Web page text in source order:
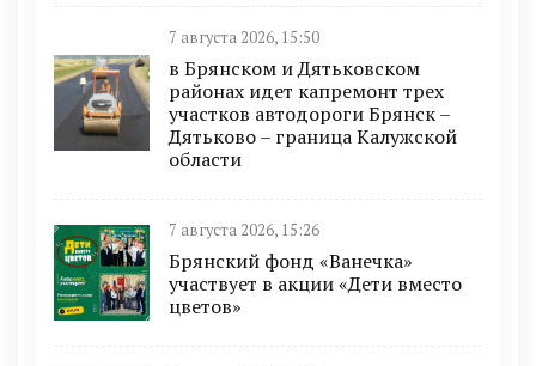
7 августа 2026, 15:50
в Брянском и Дятьковском
районах идет капремонт трех
участков автодороги Брянск –
Дятьково – граница Калужской
области
7 августа 2026, 15:26
Брянский фонд «Ванечка»
участвует в акции «Дети вместо
цветов»